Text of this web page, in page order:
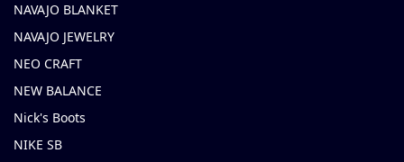
NAVAJO BLANKET
NAVAJO JEWELRY
NEO CRAFT
NEW BALANCE
Nick's Boots
NIKE SB